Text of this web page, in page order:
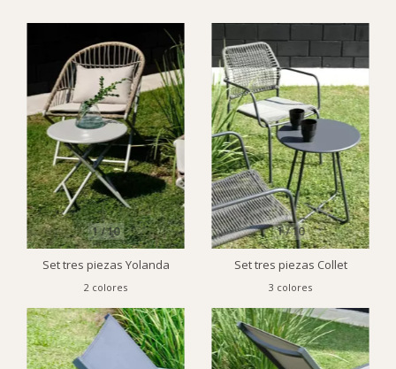
1/10
Set tres piezas Yolanda
2 colores
1/10
Set tres piezas Collet
3 colores